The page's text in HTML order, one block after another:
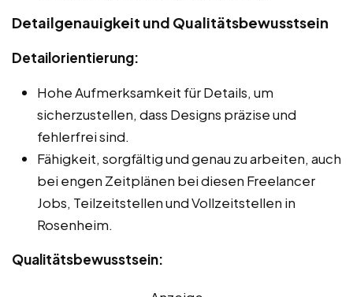
Detailgenauigkeit und Qualitätsbewusstsein
Detailorientierung:
Hohe Aufmerksamkeit für Details, um
sicherzustellen, dass Designs präzise und
fehlerfrei sind.
Fähigkeit, sorgfältig und genau zu arbeiten, auch
bei engen Zeitplänen bei diesen Freelancer
Jobs, Teilzeitstellen und Vollzeitstellen in
Rosenheim.
Qualitätsbewusstsein: